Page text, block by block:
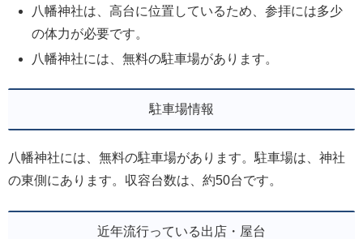
八幡神社は、高台に位置しているため、参拝には多少
の体力が必要です。
八幡神社には、無料の駐車場があります。
駐車場情報
八幡神社には、無料の駐車場があります。駐車場は、神社
の東側にあります。収容台数は、約50台です。
近年流行っている出店・屋台